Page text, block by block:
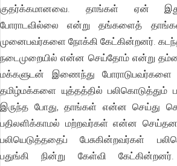
குதர்க்கமானவை. தாங்கள் ஏன்
போராடவில்லை என்று தங்களைத்
முனைபவர்களை நோக்கி கேட்கின்றனர்.
நடைமுறையில் என்ன செய்தோம் என்று
மக்களுடன் இணைந்து போராடுபவர்களை
தமிழ்மக்களை யுத்தத்தில் பலிகொடுத்தும்
இருந்த போது, தாங்கள் என்ன செய்து
பதிலளிக்காமல் மற்றவர்கள் என்ன
பலியெடுத்ததைப் பேசுகின்றவர்கள்
பதுங்கி நின்று கேள்வி